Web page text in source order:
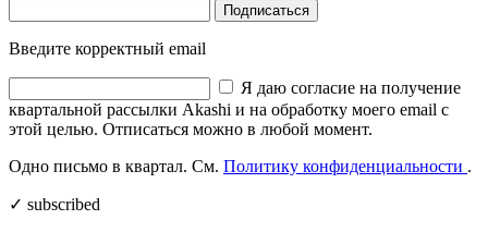
Подписаться
Введите корректный email
Я даю согласие на получение
квартальной рассылки Akashi и на обработку моего email с
этой целью. Отписаться можно в любой момент.
Одно письмо в квартал. См. Политику конфиденциальности .
✓ subscribed